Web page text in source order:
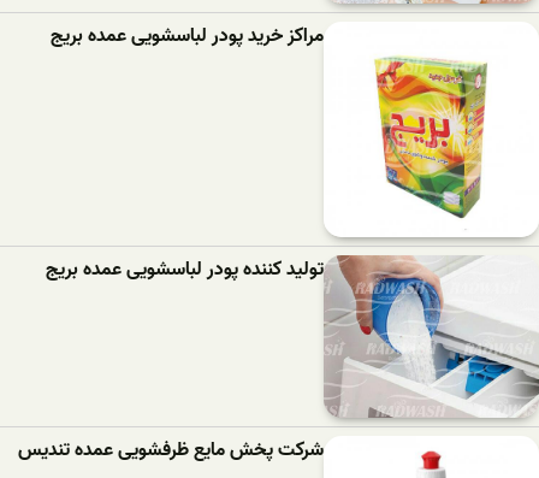
مراکز خرید پودر لباسشویی عمده بریج
تولید کننده پودر لباسشویی عمده بریج
شرکت پخش مایع ظرفشویی عمده تندیس